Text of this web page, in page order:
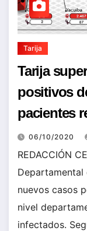
Tarija
Tarija
positivos
pacientes
06/10/2020
REDACCIÓN
Departamental
nuevos casos
nivel
infectados.